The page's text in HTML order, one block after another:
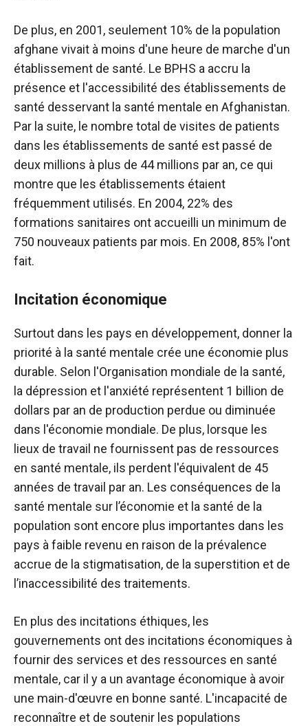
De plus, en 2001, seulement 10% de la population
afghane vivait à moins d'une heure de marche d'un
établissement de santé. Le BPHS a accru la
présence et l'accessibilité des établissements de
santé desservant la santé mentale en Afghanistan.
Par la suite, le nombre total de visites de patients
dans les établissements de santé est passé de
deux millions à plus de 44 millions par an, ce qui
montre que les établissements étaient
fréquemment utilisés. En 2004, 22% des
formations sanitaires ont accueilli un minimum de
750 nouveaux patients par mois. En 2008, 85% l'ont
fait.
Incitation économique
Surtout dans les pays en développement, donner la
priorité à la santé mentale crée une économie plus
durable. Selon l'Organisation mondiale de la santé,
la dépression et l'anxiété représentent 1 billion de
dollars par an de production perdue ou diminuée
dans l'économie mondiale. De plus, lorsque les
lieux de travail ne fournissent pas de ressources
en santé mentale, ils perdent l'équivalent de 45
années de travail par an. Les conséquences de la
santé mentale sur l’économie et la santé de la
population sont encore plus importantes dans les
pays à faible revenu en raison de la prévalence
accrue de la stigmatisation, de la superstition et de
l’inaccessibilité des traitements.
En plus des incitations éthiques, les
gouvernements ont des incitations économiques à
fournir des services et des ressources en santé
mentale, car il y a un avantage économique à avoir
une main-d'œuvre en bonne santé. L'incapacité de
reconnaître et de soutenir les populations